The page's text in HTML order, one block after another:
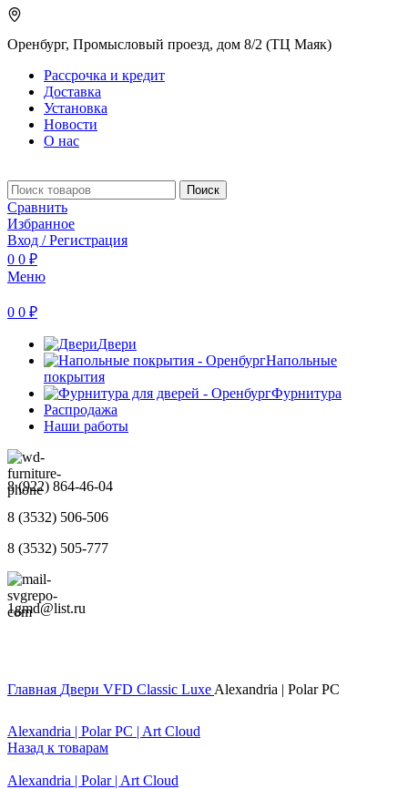
Оренбург, Промысловый проезд, дом 8/2 (ТЦ Маяк)
Рассрочка и кредит
Доставка
Установка
Новости
О нас
Поиск
Сравнить
Избранное
Вход / Регистрация
0 0 ₽
Меню
0 0 ₽
Двери
Напольные
покрытия
Фурнитура
Распродажа
Наши работы
8 (922) 864-46-04
8 (3532) 506-506
8 (3532) 505-777
1gmd@list.ru
Главная Двери VFD Classic Luxe Alexandria | Polar PC
Alexandria | Polar PC | Art Cloud
Назад к товарам
Alexandria | Polar | Art Cloud